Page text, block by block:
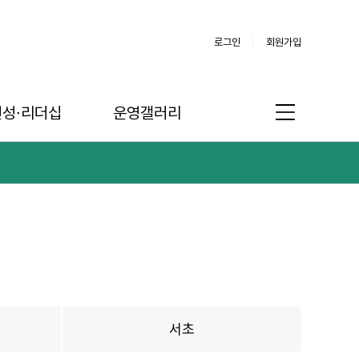
로그인 회원가입
∙리더십 운영갤러리
서초